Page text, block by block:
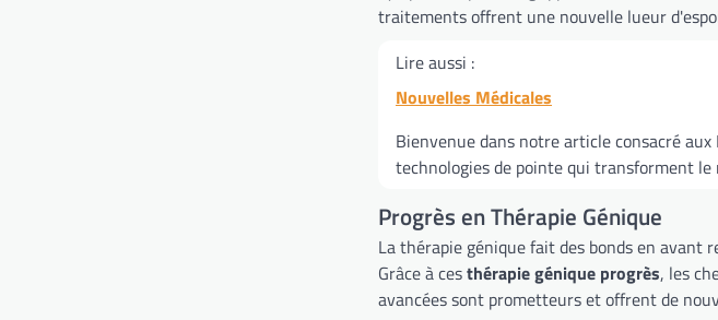
traitements offrent une nouvelle lueur
Lire aussi :
Nouvelles Médicales
Bienvenue dans notre article consacré
technologies de pointe qui transforment le
Progrès en Thérapie Génique
La thérapie génique fait des bonds en avant
Grâce à cesthérapie génique progrès, les
avancées sont prometteurs et offrent de